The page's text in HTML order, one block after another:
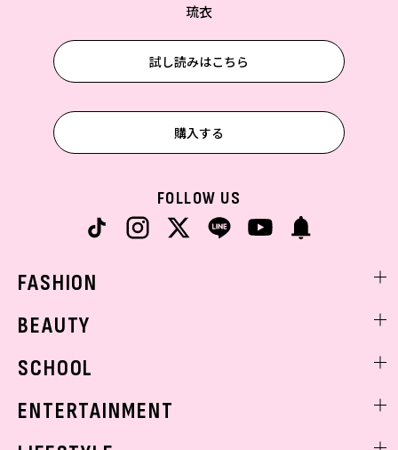
琉衣
試し読みはこちら
購入する
FOLLOW US
FASHION
着回し
BEAUTY
ベストコスメ
SCHOOL
ENTERTAINMENT